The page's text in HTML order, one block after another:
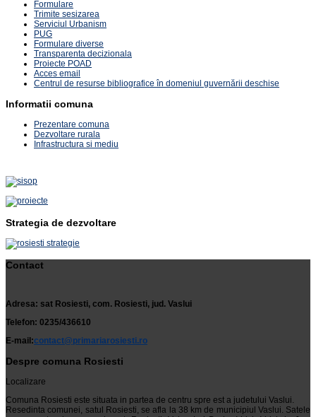
Formulare
Trimite sesizarea
Serviciul Urbanism
PUG
Formulare diverse
Transparenta decizionala
Proiecte POAD
Acces email
Centrul de resurse bibliografice în domeniul guvernării deschise
Informatii comuna
Prezentare comuna
Dezvoltare rurala
Infrastructura si mediu
Strategia de dezvoltare
Contact
Adresa: sat Rosiesti, com. Rosiesti, jud. Vaslui
Telefon: 0235/436610
E-mail:contact@primariarosiesti.ro
Despre comuna Rosiesti
Localizare
Comuna Rosiesti este situata in partea de centru spre est a judetului Vaslui.
Resedinta comunei, satul Rosiesti, se afla la 38 km de municipiul Vaslui. Satele